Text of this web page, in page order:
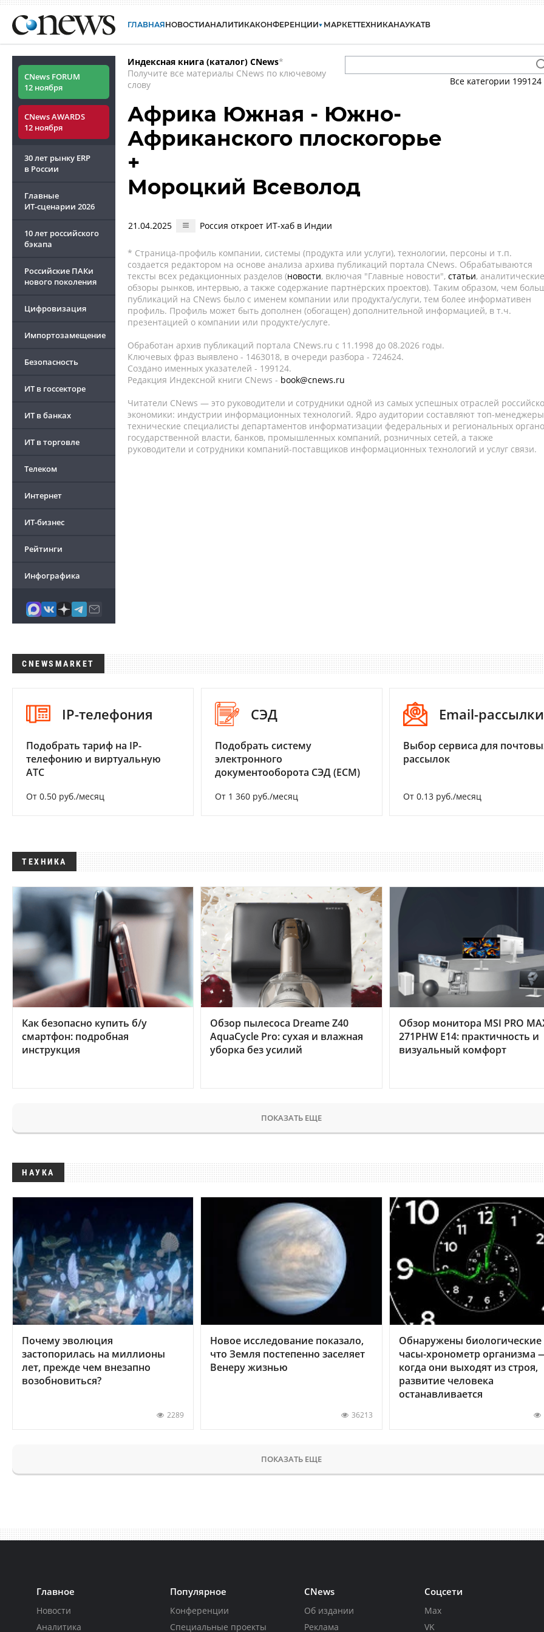
ГЛАВНАЯНОВОСТИАНАЛИТИКАКОНФЕРЕНЦИИ МАРКЕТТЕХНИКАНАУКАТВ
CNews FORUM
12 ноября
CNews AWARDS
12 ноября
30 лет рынку ERP
в России
Главные
ИТ-сценарии 2026
10 лет российского
бэкапа
Российские ПАКи
нового поколения
Цифровизация
Импортозамещение
Безопасность
ИТ в госсекторе
ИТ в банках
ИТ в торговле
Телеком
Интернет
ИТ-бизнес
Рейтинги
Инфографика
Индексная книга (каталог) CNews*
Получите все материалы CNews по ключевому
слову
Все категории 199124
Африка Южная - Южно-
Африканского плоскогорье
+
Мороцкий Всеволод
21.04.2025 Россия откроет ИТ-хаб в Индии
* Страница-профиль компании, системы (продукта или услуги), технологии, персоны и т.п.
создается редактором на основе анализа архива публикаций портала CNews. Обрабатываются
тексты всех редакционных разделов (новости, включая "Главные новости", статьи, аналитические
обзоры рынков, интервью, а также содержание партнёрских проектов). Таким образом, чем
публикаций на CNews было с именем компании или продукта/услуги, тем более информативен
профиль. Профиль может быть дополнен (обогащен) дополнительной информацией, в т.ч.
презентацией о компании или продукте/услуге.
Обработан архив публикаций портала CNews.ru c 11.1998 до 08.2026 годы.
Ключевых фраз выявлено - 1463018, в очереди разбора - 724624.
Создано именных указателей - 199124.
Редакция Индексной книги CNews - book@cnews.ru
Читатели CNews — это руководители и сотрудники одной из самых успешных отраслей
экономики: индустрии информационных технологий. Ядро аудитории составляют топ-
технические специалисты департаментов информатизации федеральных и региональных
государственной власти, банков, промышленных компаний, розничных сетей, а также
руководители и сотрудники компаний-поставщиков информационных технологий и услуг связи.
CNEWSMARKET
IP-телефония
Подобрать тариф на IP-
телефонию и виртуальную
АТС
От 0.50 руб./месяц
СЭД
Подобрать систему
электронного
документооборота СЭД (ECM)
От 1 360 руб./месяц
Email-рассылки
Выбор сервиса для
рассылок
От 0.13 руб./месяц
ТЕХНИКА
Как безопасно купить б/у
смартфон: подробная
инструкция
Обзор пылесоса Dreame Z40
AquaCycle Pro: сухая и влажная
уборка без усилий
Обзор монитора MSI PRO
271PHW E14: практичность и
визуальный комфорт
ПОКАЗАТЬ ЕЩЕ
НАУКА
Почему эволюция
застопорилась на миллионы
лет, прежде чем внезапно
возобновиться?
2289
Новое исследование показало,
что Земля постепенно заселяет
Венеру жизнью
36213
Обнаружены биологические
часы-хронометр организма
когда они выходят из строя,
развитие человека
останавливается
ПОКАЗАТЬ ЕЩЕ
Главное
Новости
Аналитика
Популярное
Конференции
Специальные проекты
CNews
Об издании
Реклама
Соцсети
Max
VK